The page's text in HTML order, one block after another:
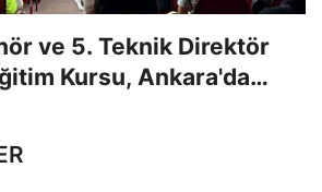
ve 5. Teknik Direktör
Kursu, Ankara'da